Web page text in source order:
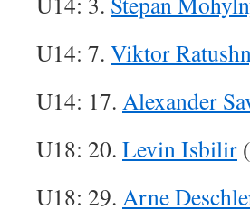
U14: 7. Viktor
U14: 17. Alexander
U18: 20. Levin Isbilir
U18: 29. Arne